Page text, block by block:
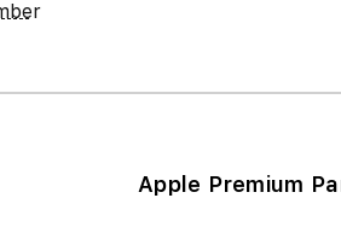
Apple Premium